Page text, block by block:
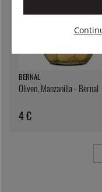
BERNAL
Oliven, Manzanilla - Bernal
4 €